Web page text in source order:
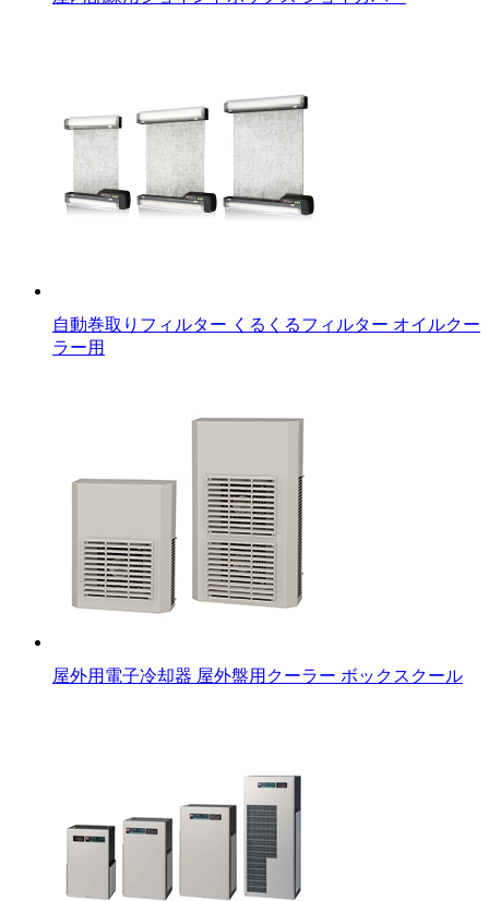
自動巻取りフィルター くるくるフィルター オイルクー
ラー用
屋外用電子冷却器 屋外盤用クーラー ボックスクール